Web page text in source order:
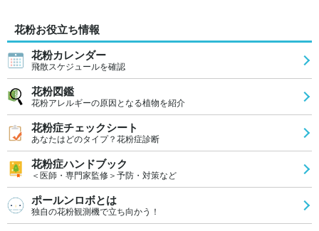
花粉お役立ち情報
花粉カレンダー
飛散スケジュールを確認
花粉図鑑
花粉アレルギーの原因となる植物を紹介
花粉症チェックシート
あなたはどのタイプ？花粉症診断
花粉症ハンドブック
＜医師・専門家監修＞予防・対策など
ポールンロボとは
独自の花粉観測機で立ち向かう！